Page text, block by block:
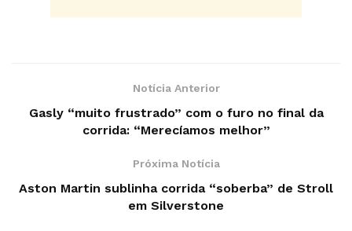
Notícia Anterior
Gasly “muito frustrado” com o furo no final da
corrida: “Merecíamos melhor”
Próxima Notícia
Aston Martin sublinha corrida “soberba” de Stroll
em Silverstone